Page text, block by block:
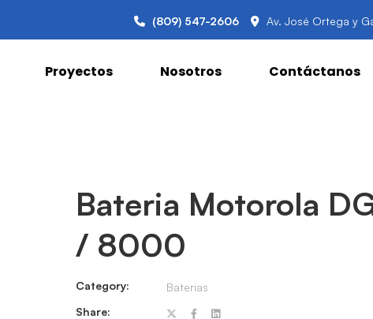
(809) 547-2606 Av. José Ortega y
Proyectos Nosotros Contáctanos
Bateria Motorola
/ 8000
Category:
Baterias
Share: